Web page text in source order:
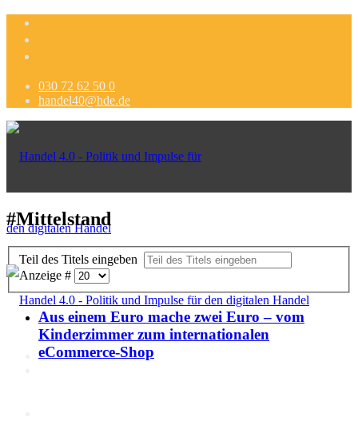
030 72 62 50 0
handel40@hde.de
#Mittelstand
Teil des Titels eingeben
Anzeige #
Aus einem Euro mache zwei Euro – vom
Kinderzimmer zum internationalen
eCommerce-Shop